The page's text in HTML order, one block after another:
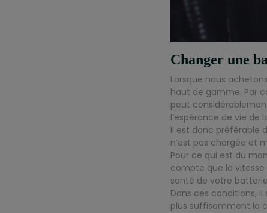
Changer une
Lorsque nous
haut de gamme. Par
peut
l’espérance de vie de
Il est donc préférable
n’est pas chargée et
Pour ce qui est du
compte que la
santé de votre
Dans ces conditions,
plus suffisamment la